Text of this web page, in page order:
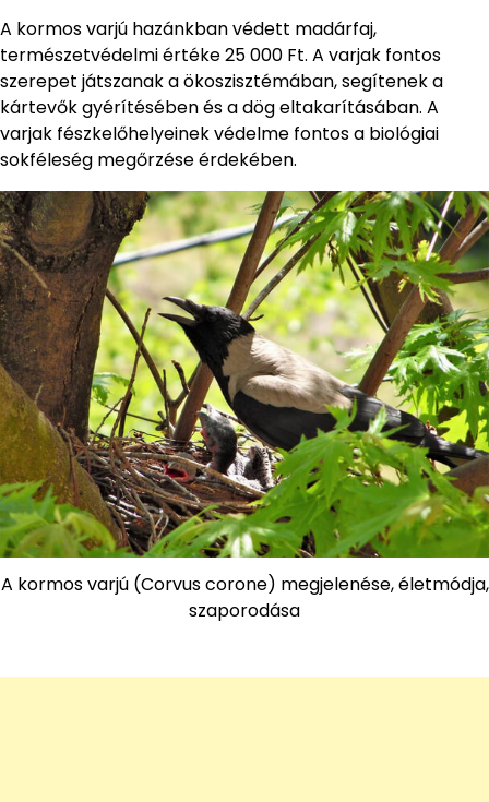
A kormos varjú hazánkban védett madárfaj,
természetvédelmi értéke 25 000 Ft. A varjak fontos
szerepet játszanak a ökoszisztémában, segítenek a
kártevők gyérítésében és a dög eltakarításában. A
varjak fészkelőhelyeinek védelme fontos a biológiai
sokféleség megőrzése érdekében.
A kormos varjú (Corvus corone) megjelenése, életmódja,
szaporodása